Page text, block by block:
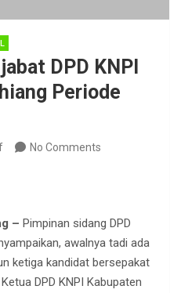
DPD KNPI
Periode
No Comments
– Pimpinan sidang DPD
awalnya tadi ada
ketiga kandidat bersepakat
DPD KNPI Kabupaten